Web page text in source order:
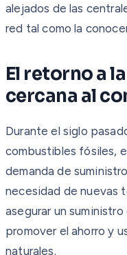
alejados de las
red tal como la
El retorno a
cercana al
Durante el siglo
combustibles fósiles,
demanda de
necesidad de nuevas
asegurar un
promover el ahorro y
naturales.